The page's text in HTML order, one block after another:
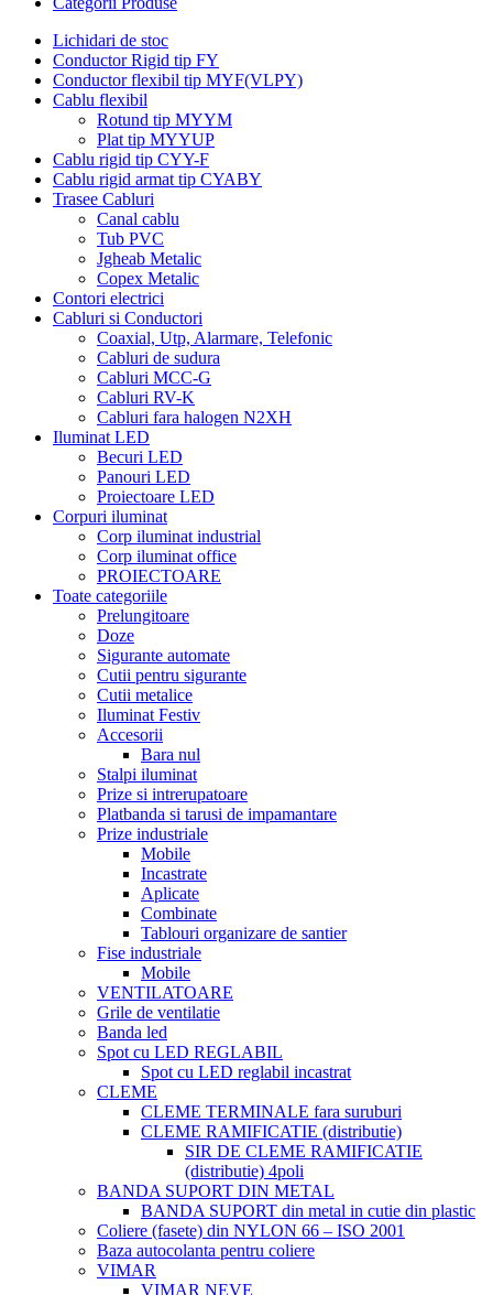
Lichidari de stoc
Conductor Rigid tip FY
Conductor flexibil tip MYF(VLPY)
Cablu flexibil
Rotund tip MYYM
Plat tip MYYUP
Cablu rigid tip CYY-F
Cablu rigid armat tip CYABY
Trasee Cabluri
Canal cablu
Tub PVC
Jgheab Metalic
Copex Metalic
Contori electrici
Cabluri si Conductori
Coaxial, Utp, Alarmare, Telefonic
Cabluri de sudura
Cabluri MCC-G
Cabluri RV-K
Cabluri fara halogen N2XH
Iluminat LED
Becuri LED
Panouri LED
Proiectoare LED
Corpuri iluminat
Corp iluminat industrial
Corp iluminat office
PROIECTOARE
Toate categoriile
Prelungitoare
Doze
Sigurante automate
Cutii pentru sigurante
Cutii metalice
Iluminat Festiv
Accesorii
Bara nul
Stalpi iluminat
Prize si intrerupatoare
Platbanda si tarusi de impamantare
Prize industriale
Mobile
Incastrate
Aplicate
Combinate
Tablouri organizare de santier
Fise industriale
Mobile
VENTILATOARE
Grile de ventilatie
Banda led
Spot cu LED REGLABIL
Spot cu LED reglabil incastrat
CLEME
CLEME TERMINALE fara suruburi
CLEME RAMIFICATIE (distributie)
SIR DE CLEME RAMIFICATIE
(distributie) 4poli
BANDA SUPORT DIN METAL
BANDA SUPORT din metal in cutie din plastic
Coliere (fasete) din NYLON 66 – ISO 2001
Baza autocolanta pentru coliere
VIMAR
VIMAR NEVE